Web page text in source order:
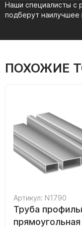
Наши специалисты с
подберут
ПОХОЖИЕ
Артикул: N1790
Труба
прямоугольная